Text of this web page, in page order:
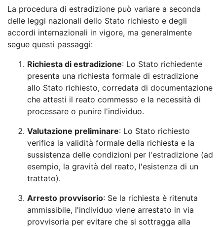
La procedura di estradizione può variare a seconda
delle leggi nazionali dello Stato richiesto e degli
accordi internazionali in vigore, ma generalmente
segue questi passaggi:
Richiesta di estradizione: Lo Stato richiedente
presenta una richiesta formale di estradizione
allo Stato richiesto, corredata di documentazione
che attesti il reato commesso e la necessità di
processare o punire l'individuo.
Valutazione preliminare: Lo Stato richiesto
verifica la validità formale della richiesta e la
sussistenza delle condizioni per l'estradizione (ad
esempio, la gravità del reato, l'esistenza di un
trattato).
Arresto provvisorio: Se la richiesta è ritenuta
ammissibile, l'individuo viene arrestato in via
provvisoria per evitare che si sottragga alla